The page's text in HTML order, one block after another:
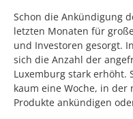
Schon die Ankündigung
letzten Monaten für
und Investoren gesorgt.
sich die Anzahl der
Luxemburg stark erhöht.
kaum eine Woche, in
Produkte ankündigen